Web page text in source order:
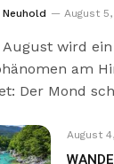
August
August wird
am
Der Mond
August